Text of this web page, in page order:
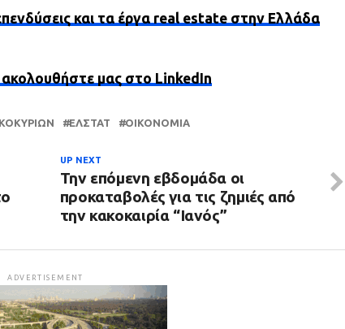
και τα έργα real estate στην Ελλάδα
ακολουθήστε μας στο LinkedIn
ΕΛΣΤΑΤ ΟΙΚΟΝΟΜΊΑ
UP NEXT
Την επόμενη εβδομάδα οι
προκαταβολές για τις ζημιές από
την κακοκαιρία “Ιανός”
ADVERTISEMENT